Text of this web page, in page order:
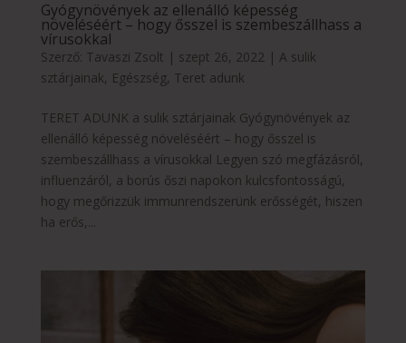
Gyógynövények az ellenálló képesség
növeléséért – hogy ősszel is szembeszállhass a
vírusokkal
Szerző: Tavaszi Zsolt | szept 26, 2022| A sulik
sztárjainak, Egészség, Teret adunk
TERET ADUNK a sulik sztárjainak Gyógynövények az
ellenálló képesség növeléséért – hogy ősszel is
szembeszállhass a vírusokkal Legyen szó megfázásról,
influenzáról, a borús őszi napokon kulcsfontosságú,
hogy megőrizzük immunrendszerünk erősségét, hiszen
ha erős,...